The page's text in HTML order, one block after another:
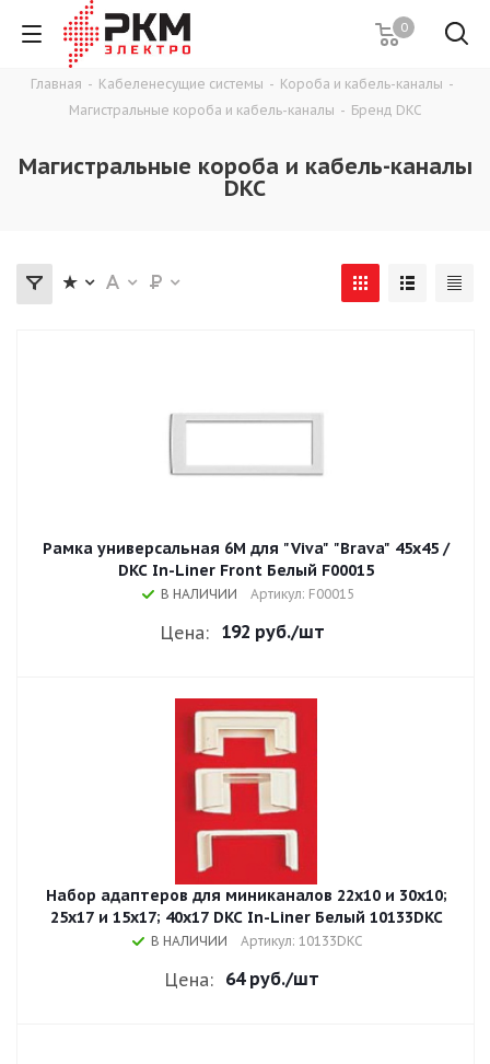
0
Главная - Кабеленесущие системы - Короба и кабель-каналы -
Магистральные короба и кабель-каналы - Бренд DKC
Магистральные короба и кабель-каналы
DKC
Рамка универсальная 6М для "Viva" "Brava" 45x45 /
DKC In-Liner Front Белый F00015
В НАЛИЧИИ Артикул: F00015
Цена: 192 руб./шт
Набор адаптеров для миниканалов 22x10 и 30x10;
25x17 и 15x17; 40x17 DKC In-Liner Белый 10133DKC
В НАЛИЧИИ Артикул: 10133DKC
Цена: 64 руб./шт